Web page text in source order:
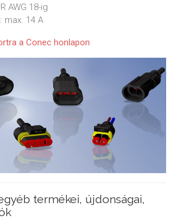
AWG 18-ig
max. 14 A
a Conec honlapon
termékei, újdonságai,